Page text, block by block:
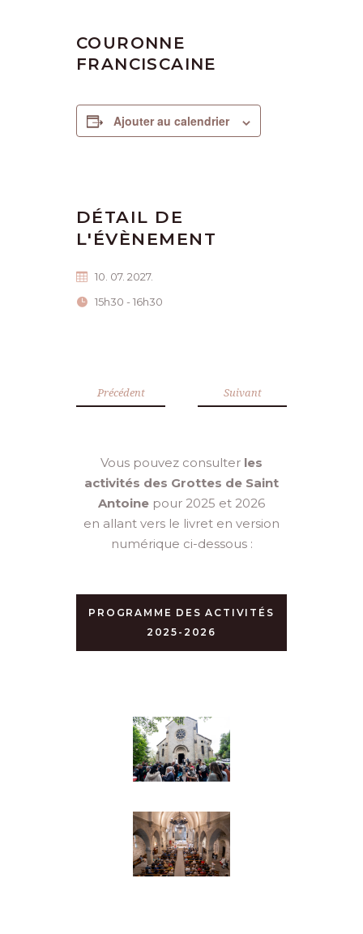
COURONNE
FRANCISCAINE
Ajouter au calendrier
DÉTAIL DE
L'ÉVÈNEMENT
10. 07. 2027.
15h30 - 16h30
Précédent Suivant
Vous pouvez consulter les
activités des Grottes de Saint
Antoine pour 2025 et 2026
en allant vers le livret en version
numérique ci-dessous :
PROGRAMME DES ACTIVITÉS
2025-2026